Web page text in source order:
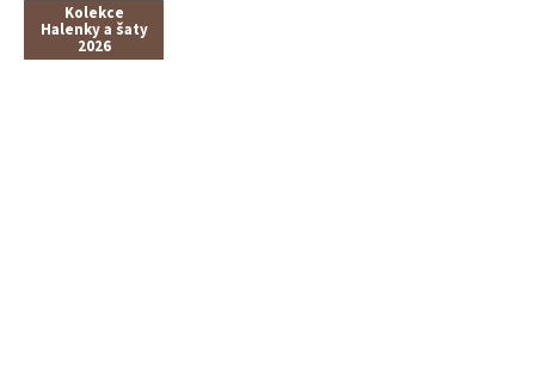
Kolekce
Halenky a šaty
2026